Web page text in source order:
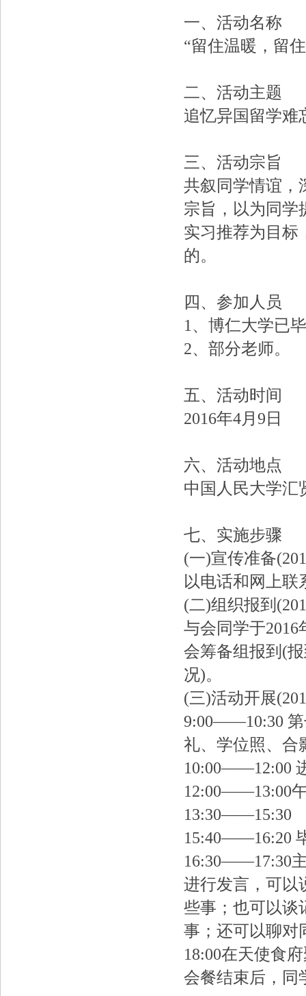
一、活动名称
“留住温暖，留
二、活动主题
追忆异国留学难
三、活动宗旨
共叙同学情谊，
宗旨，以为同学
实习推荐为目标
的。
四、参加人员
1、博仁大学已
2、部分老师。
五、活动时间
2016年4月9日
六、活动地点
中国人民大学汇
七、实施步骤
(一)宣传准备
以电话和网上
(二)组织报到
与会同学于
会筹备组报到(
况)。
(三)活动开展
9:00——10:30 第
礼、学位照、合
10:00——12:00
12:00——13:00
13:30——15:30
15:40——16:20
16:30——17:30
进行发言，可以
些事；也可以谈
事；还可以聊对
18:00在天使食
会餐结束后，同